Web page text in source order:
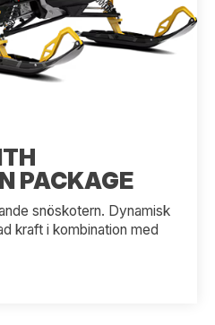
PACKAGE
snöskotern. Dynamisk
kraft i kombination med